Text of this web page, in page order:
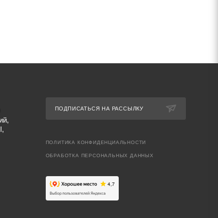
ПОДПИСАТЬСЯ НА РАССЫЛКУ
ПОЛИТИКА КОНФИДЕНЦИАЛЬНОСТИ
ОБРАБОТКА ПЕРСОНАЛЬНЫХ ДАННЫХ